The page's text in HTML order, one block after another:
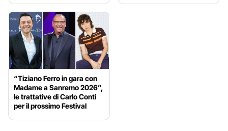
“Tiziano Ferro in gara con
Madame a Sanremo 2026”,
le trattative di Carlo Conti
per il prossimo Festival